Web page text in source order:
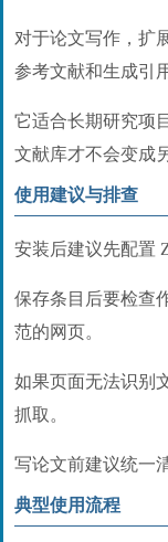
对于论文写作，扩
参考文献和生成引
它适合长期研究项
文献库才不会变成
使用建议与排查
安装后建议先配置
保存条目后要检查
范的网页。
如果页面无法识别
抓取。
写论文前建议统一
典型使用流程